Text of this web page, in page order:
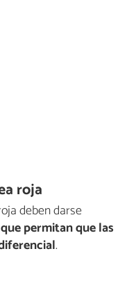
roja
deben darse
permitan que las
.